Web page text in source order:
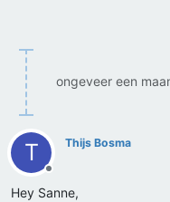
ongeveer een
T
Offline
Thijs Bosma
Hey Sanne,